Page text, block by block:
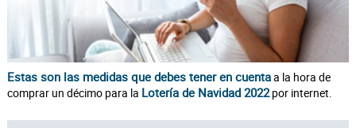
Estas son las medidas que debes tener en cuentaa la hora de
comprar un décimo para la Lotería de Navidad 2022por internet.